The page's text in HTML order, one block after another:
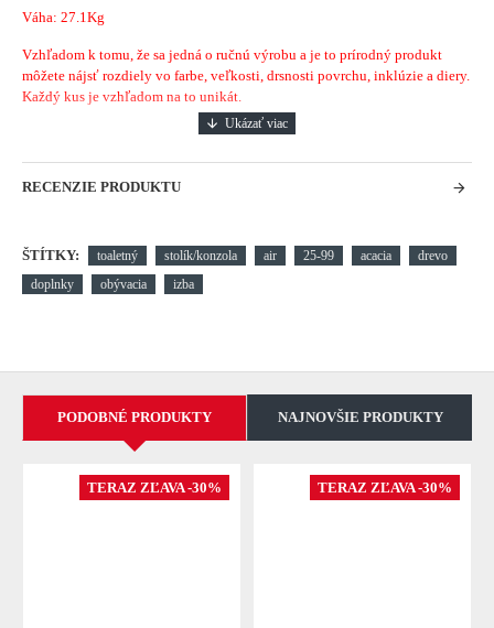
Váha: 27.1Kg
Vzhľadom k tomu, že sa jedná o ručnú výrobu a je to prírodný produkt
môžete nájsť rozdiely vo farbe, veľkosti, drsnosti povrchu, inklúzie a diery.
Každý kus je vzhľadom na to unikát.
RECENZIE PRODUKTU
ŠTÍTKY: toaletný stolík/konzola air 25-99 acacia
drevo
doplnky
obývacia izba
PODOBNÉ PRODUKTY NAJNOVŠIE PRODUKTY
TERAZ ZĽAVA -30% TERAZ ZĽAVA -30%